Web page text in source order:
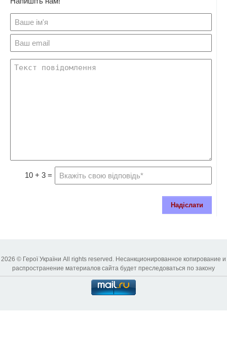
10 + 3 =
Надіслати
2026 © Герої України All rights reserved. Несанкционированное копирование и
распространение материалов сайта будет преследоваться по закону